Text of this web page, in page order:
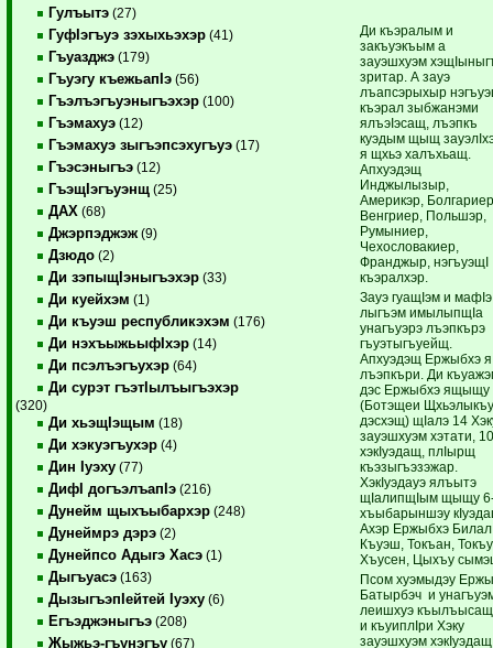
Гулъытэ (27)
ГуфIэгъуэ зэхыхьэхэр (41)
Гъуазджэ (179)
Гъуэгу къежьапIэ (56)
Гъэлъэгъуэныгъэхэр (100)
Гъэмахуэ (12)
Гъэмахуэ зыгъэпсэхугъуэ (17)
Гъэсэныгъэ (12)
ГъэщIэгъуэнщ (25)
ДАХ (68)
Джэрпэджэж (9)
Дзюдо (2)
Ди зэпыщIэныгъэхэр (33)
Ди куейхэм (1)
Ди къуэш республикэхэм (176)
Ди нэхъыжьыфIхэр (14)
Ди псэлъэгъухэр (64)
Ди сурэт гъэтIылъыгъэхэр
(320)
Ди хьэщIэщым (18)
Ди хэкуэгъухэр (4)
Дин Iуэху (77)
ДифI догъэлъапIэ (216)
Дунейм щыхъыбархэр (248)
Дунеймрэ дэрэ (2)
Дунейпсо Адыгэ Хасэ (1)
Дыгъуасэ (163)
ДызыгъэпIейтей Iуэху (6)
Егъэджэныгъэ (208)
Жыжьэ-гъунэгъу (67)
Ди къэралым и
закъуэкъым а
зауэшхуэм
зритар. А зауэ
лъапсэрыхыр
къэрал зыбжанэми
ялъэIэсащ, лъэпкъ
куэдым щыщ
я щхьэ халъхьащ.
Апхуэдэщ
Инджылызыр,
Америкэр,
Венгриер, Польшэр,
Румыниер,
Чехословакиер,
Франджыр, нэгъуэщI
къэралхэр.
Зауэ гуащIэм и мафIэ
лыгъэм имылыпщIа
унагъуэрэ лъэпкърэ
гъуэтыгъуейщ.
Апхуэдэщ Ержыбхэ я
лъэпкъри. Ди
дэс Ержыбхэ ящыщу
(Ботэщеи
дэсхэщ) щIалэ 14
зауэшхуэм хэтати,
хэкIуэдащ, плIырщ
къэзыгъэзэжар.
ХэкIуэдауэ ялъытэ
щIалипщIым щыщу
хъыбарыншэу
Ахэр Ержыбхэ
Къуэш, Токъан,
Хъусен, Цыхъу
Псом хуэмыдэу
Батырбэч и
леишхуэ
и къуиплIри Хэку
зауэшхуэм